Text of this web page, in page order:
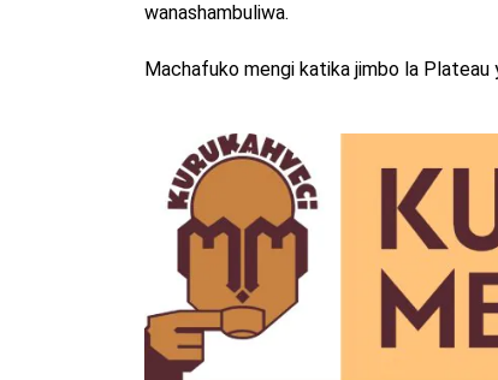
wanashambuliwa.
Machafuko mengi katika jimbo la